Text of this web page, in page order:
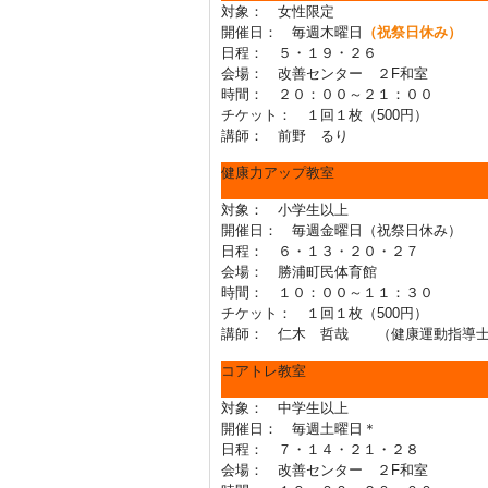
対象： 女性限定
開催日： 毎週木曜日
（祝祭日休み）
日程： ５・１９・２６
会場： 改善センター ２F和室
時間： ２０：００～２１：００
チケット： １回１枚（500円）
講師： 前野 るり
健康力アップ教室
対象： 小学生以上
開催日： 毎週金曜日（祝祭日休み）
日程： ６・１３・２０・２７
会場： 勝浦町民体育館
時間： １０：００～１１：３０
チケット： １回１枚（500円）
講師： 仁木 哲哉 （健康運動指導
コアトレ教室
対象： 中学生以上
開催日： 毎週土曜日＊
日程： ７・１４・２１・２８
会場： 改善センター ２F和室